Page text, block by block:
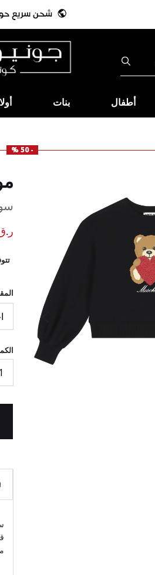
أطفال بنات
- 50 %
السابق
ر.ق
1